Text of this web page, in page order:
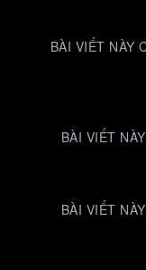
BÀI VIẾT NÀY
BÀI VIẾT
BÀI VIẾT